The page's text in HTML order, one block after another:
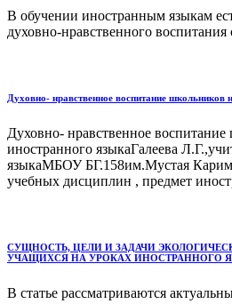
В обучении иностранным языкам
духовно-нравственного
Духовно- нравственное воспитание школьников
Духовно- нравственное
иностранного языкаГалеева
языкаМБОУ БГ.158им.Мустая
учебных дисциплин , предмет
СУЩНОСТЬ, ЦЕЛИ И ЗАДАЧИ
УЧАЩИХСЯ НА УРОКАХ ИНОСТРАННОГО
В статье рассматриваются